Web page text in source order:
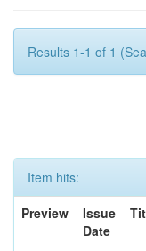
Results 1-1 of 1
Item hits:
Preview
Issue
Date